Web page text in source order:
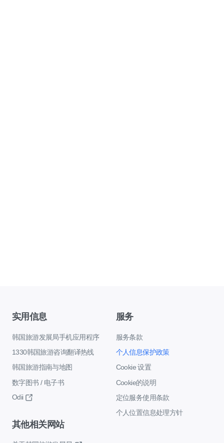
实用信息
韩国旅游发展局手机应用程序
1330韩国旅游咨询翻译热线
韩国旅游指南与地图
数字图书 / 电子书
Odii
服务
服务条款
个人信息保护政策
Cookie 设置
Cookie的说明
定位服务使用条款
个人位置信息处理方针
其他相关网站